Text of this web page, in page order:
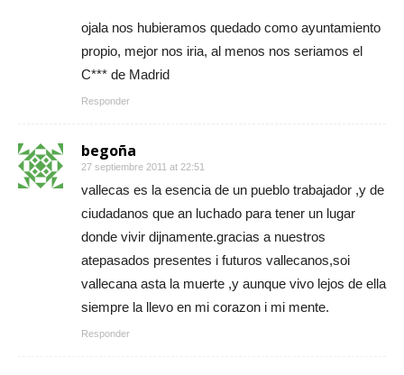
ojala nos hubieramos quedado como ayuntamiento
propio, mejor nos iria, al menos nos seriamos el
C*** de Madrid
Responder
begoña
27 septiembre 2011 at 22:51
vallecas es la esencia de un pueblo trabajador ,y de
ciudadanos que an luchado para tener un lugar
donde vivir dijnamente.gracias a nuestros
atepasados presentes i futuros vallecanos,soi
vallecana asta la muerte ,y aunque vivo lejos de ella
siempre la llevo en mi corazon i mi mente.
Responder